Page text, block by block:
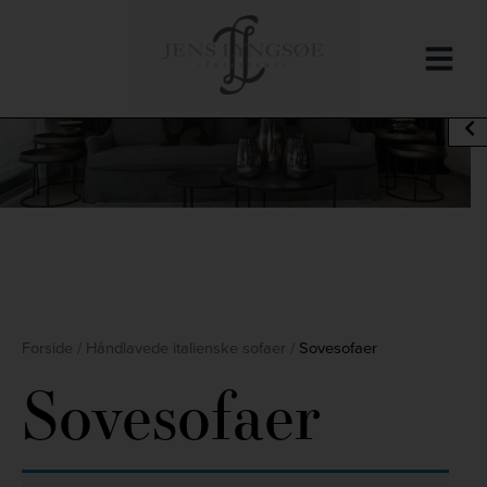
Forside Håndlavede italienske sofaer Sovesofaer
Sovesofaer